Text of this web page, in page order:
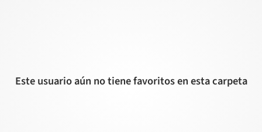
Este usuario aún no tiene favoritos en esta carpeta